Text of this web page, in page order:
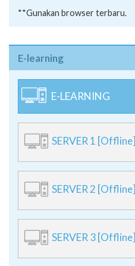
**Gunakan browser terbaru.
E-learning
E-LEARNING
SERVER 1 [Offline]
SERVER 2 [Offline]
SERVER 3 [Offline]